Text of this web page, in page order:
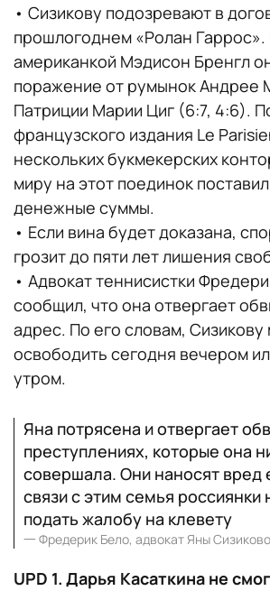
• Сизикову подозревают в
прошлогоднем «Ролан Гаррос».
американкой Мэдисон Бренгл
поражение от румынок Андрее
Патриции Марии Циг (6:7, 4:6).
французского издания Le
нескольких букмекерских
миру на этот поединок
денежные суммы.
• Если вина будет доказана,
грозит до пяти лет лишения
• Адвокат теннисистки
сообщил, что она отвергает
адрес. По его словам, Сизикову
освободить сегодня вечером
утром.
Яна потрясена и отвергает
преступлениях, которые она
совершала. Они наносят вред
связи с этим семья россиянки
подать жалобу на клевету
一 Фредерик Бело, адвокат Яны
UPD 1. Дарья Касаткина не